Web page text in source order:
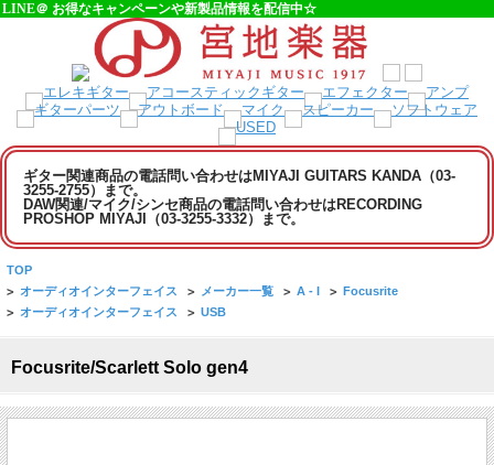
LINE＠ お得なキャンペーンや新製品情報を配信中☆
ギター関連商品の電話問い合わせはMIYAJI GUITARS KANDA（03-
3255-2755）まで。
DAW関連/マイク/シンセ商品の電話問い合わせはRECORDING
PROSHOP MIYAJI（03-3255-3332）まで。
TOP
> オーディオインターフェイス > メーカー一覧 > A - I > Focusrite
> オーディオインターフェイス > USB
Focusrite/Scarlett Solo gen4